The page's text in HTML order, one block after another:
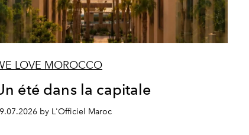
LOVE MOROCCO
été dans la capitale
by L'Officiel Maroc